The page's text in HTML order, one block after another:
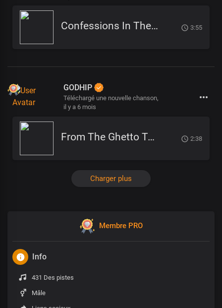
Confessions In The Pulpit (1) 3:55
GODHIP
Téléchargé une nouvelle chanson,
il y a 6 mois
From The Ghetto To God 2:38
Charger plus
Membre PRO
Info
431 Des pistes
Mâle